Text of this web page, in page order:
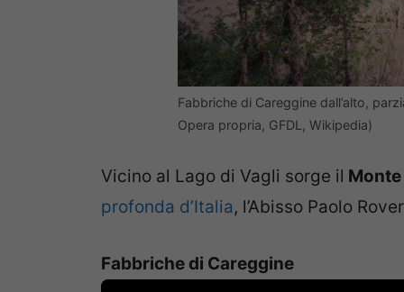
Fabbriche di Careggine dall’alto,
Opera propria, GFDL, Wikipedia)
Vicino al Lago di Vagli sorge il
profonda d’Italia, l’Abisso Paolo
Fabbriche di Careggine